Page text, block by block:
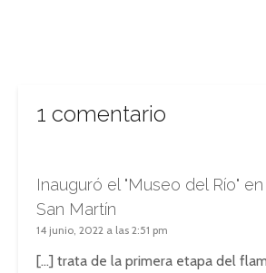
1 comentario
Inauguró el "Museo del Río" en
San Martín
14 junio, 2022 a las 2:51 pm
[…] trata de la primera etapa del